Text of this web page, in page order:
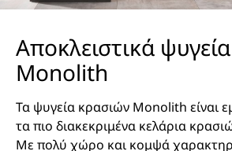
Αποκλειστικά
Monolith
Τα ψυγεία κρασιών Monolith είναι
τα πιο διακεκριμένα κελάρια
Με πολύ χώρο και κομψά